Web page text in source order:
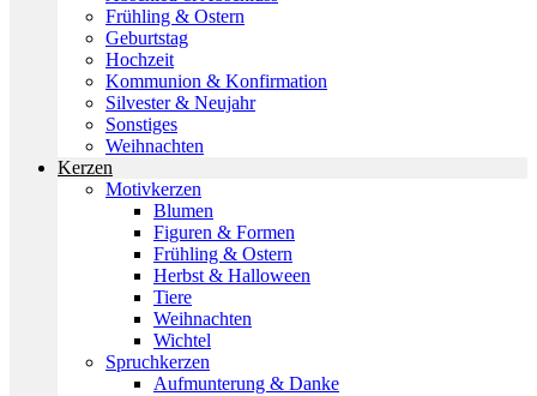
Frühling & Ostern
Geburtstag
Hochzeit
Kommunion & Konfirmation
Silvester & Neujahr
Sonstiges
Weihnachten
Kerzen
Motivkerzen
Blumen
Figuren & Formen
Frühling & Ostern
Herbst & Halloween
Tiere
Weihnachten
Wichtel
Spruchkerzen
Aufmunterung & Danke